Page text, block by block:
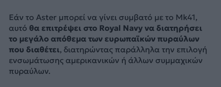
Εάν το Aster μπορεί να γίνει συμβατό με το Mk41,
αυτό θα επιτρέψει στο Royal Navy να διατηρήσει
το μεγάλο απόθεμα των ευρωπαϊκών πυραύλων
που διαθέτει, διατηρώντας παράλληλα την επιλογή
ενσωμάτωσης αμερικανικών ή άλλων συμμαχικών
πυραύλων.